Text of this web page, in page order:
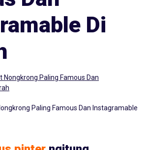
Di
Paling Famous Dan Instagramable